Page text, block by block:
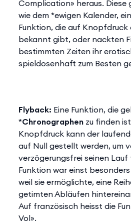
Complication» heraus. Diese
wie dem *ewigen Kalender,
Funktion, die auf Knopfdruck
bekannt gibt, oder nackten
bestimmten Zeiten ihr
spieldosenhaft zum Besten
Flyback: Eine Funktion, die
*Chronographen zu finden
Knopfdruck kann der
auf Null gestellt werden, um
verzögerungsfrei seinen
Funktion war einst
weil sie ermöglichte, eine
getimten Abläufen
Auf französisch heisst die
Vol».